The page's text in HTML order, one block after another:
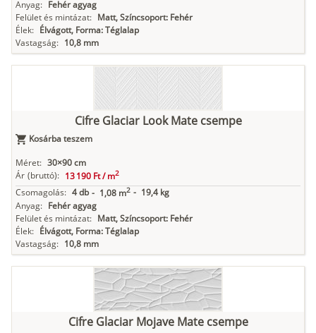
Anyag: Fehér agyag
Felület és mintázat: Matt, Színcsoport: Fehér
Élek: Élvágott, Forma: Téglalap
Vastagság: 10,8 mm
Cifre Glaciar Look Mate csempe
Kosárba teszem
Méret: 30×90 cm
Ár (bruttó): 13 190 Ft /m2
Csomagolás: 4 db - 1,08 m2 - 19,4 kg
Anyag: Fehér agyag
Felület és mintázat: Matt, Színcsoport: Fehér
Élek: Élvágott, Forma: Téglalap
Vastagság: 10,8 mm
Cifre Glaciar Mojave Mate csempe